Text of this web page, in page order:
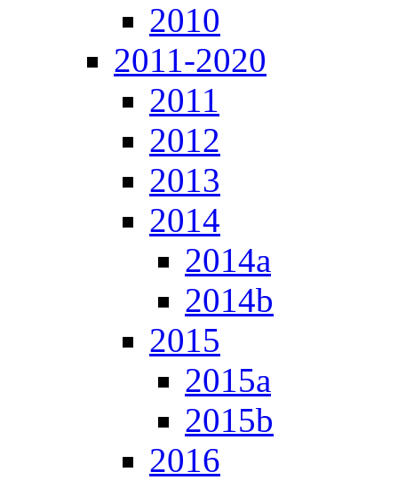
2010
2011-2020
2011
2012
2013
2014
2014a
2014b
2015
2015a
2015b
2016